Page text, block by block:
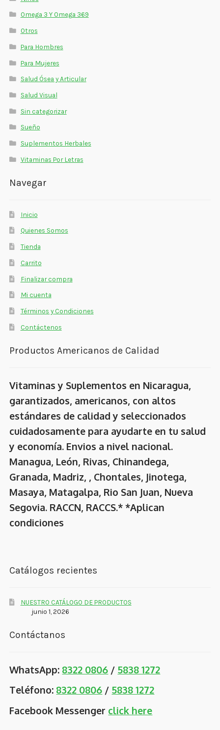
Omega 3 Y Omega 369
Otros
Para Hombres
Para Mujeres
Salud Ósea y Articular
Salud Visual
Sin categorizar
Sueño
Suplementos Herbales
Vitaminas Por Letras
Navegar
Inicio
Quienes Somos
Tienda
Carrito
Finalizar compra
Mi cuenta
Términos y Condiciones
Contáctenos
Productos Americanos de Calidad
Vitaminas y Suplementos en Nicaragua,
garantizados, americanos, con altos
estándares de calidad y seleccionados
cuidadosamente para ayudarte en tu salud
y economía. Envios a nivel nacional.
Managua, León, Rivas, Chinandega,
Granada, Madriz, , Chontales, Jinotega,
Masaya, Matagalpa, Rio San Juan, Nueva
Segovia. RACCN, RACCS.* *Aplican
condiciones
Catálogos recientes
NUESTRO CATÁLOGO DE PRODUCTOS
junio 1, 2026
Contáctanos
WhatsApp: 8322 0806 / 5838 1272
Teléfono: 8322 0806 / 5838 1272
Facebook Messenger click here